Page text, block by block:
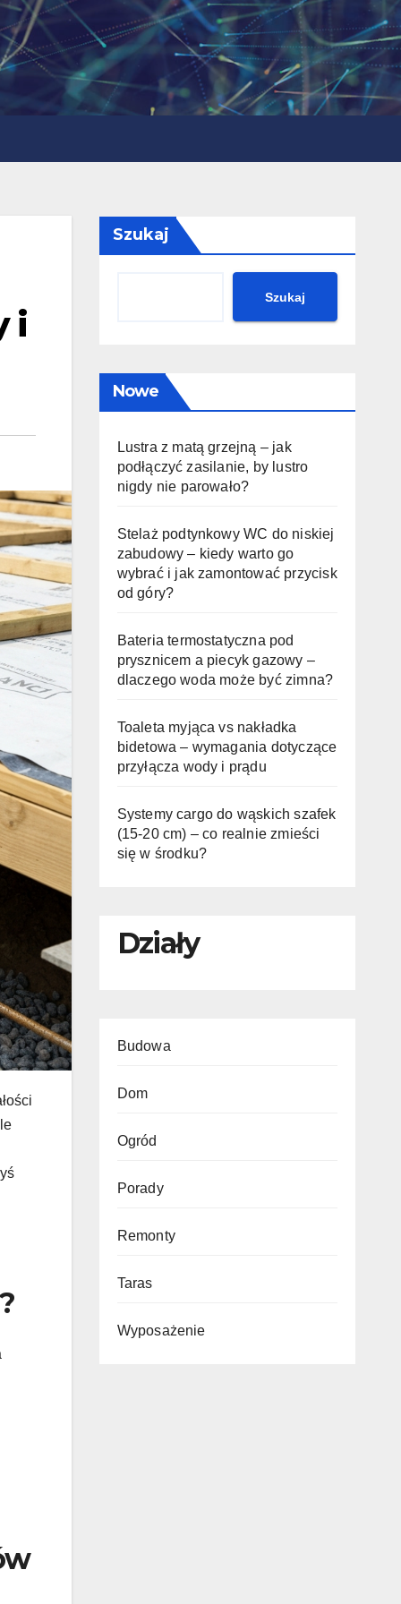
i
Szukaj
Szukaj
Nowe
Lustra z matą grzejną – jak
podłączyć zasilanie, by lustro
nigdy nie parowało?
Stelaż podtynkowy WC do niskiej
zabudowy – kiedy warto go
wybrać i jak zamontować przycisk
od góry?
Bateria termostatyczna pod
prysznicem a piecyk gazowy –
dlaczego woda może być zimna?
Toaleta myjąca vs nakładka
bidetowa – wymagania dotyczące
przyłącza wody i prądu
Systemy cargo do wąskich szafek
(15-20 cm) – co realnie zmieści
się w środku?
Działy
Budowa
Dom
Ogród
Porady
Remonty
Taras
Wyposażenie